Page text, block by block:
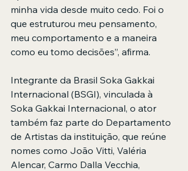
minha vida desde muito cedo. Foi o
que estruturou meu pensamento,
meu comportamento e a maneira
como eu tomo decisões”, afirma.
Integrante da Brasil Soka Gakkai
Internacional (BSGI), vinculada à
Soka Gakkai Internacional, o ator
também faz parte do Departamento
de Artistas da instituição, que reúne
nomes como João Vitti, Valéria
Alencar, Carmo Dalla Vecchia,